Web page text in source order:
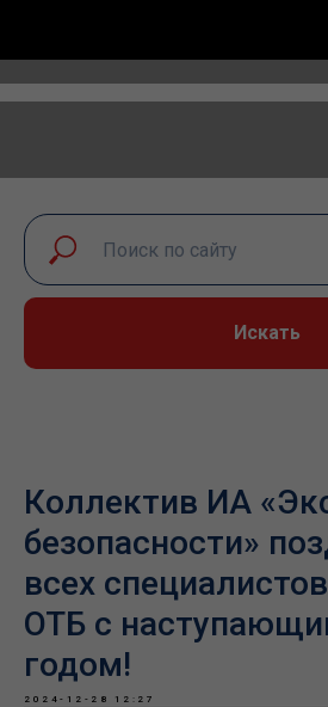
Искать
Коллектив ИА
безопасности»
всех
ОТБ с
годом!
2024-12-28 12:27